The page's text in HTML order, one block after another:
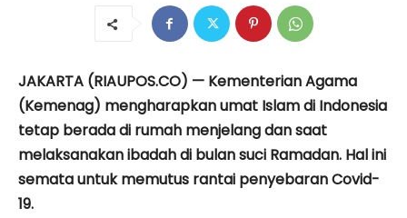
JAKARTA (RIAUPOS.CO) — Kementerian Agama
(Kemenag) mengharapkan umat Islam di Indonesia
tetap berada di rumah menjelang dan saat
melaksanakan ibadah di bulan suci Ramadan. Hal ini
semata untuk memutus rantai penyebaran Covid-
19.